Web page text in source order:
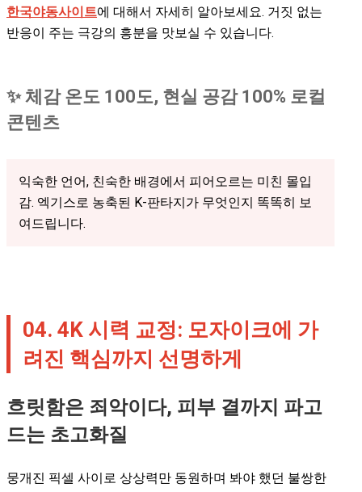
한국야동사이트에 대해서 자세히 알아보세요. 거짓 없는
반응이 주는 극강의 흥분을 맛보실 수 있습니다.
✨ 체감 온도 100도, 현실 공감 100% 로컬
콘텐츠
익숙한 언어, 친숙한 배경에서 피어오르는 미친 몰입
감. 엑기스로 농축된 K-판타지가 무엇인지 똑똑히 보
여드립니다.
04. 4K 시력 교정: 모자이크에 가
려진 핵심까지 선명하게
흐릿함은 죄악이다, 피부 결까지 파고
드는 초고화질
뭉개진 픽셀 사이로 상상력만 동원하며 봐야 했던 불쌍한